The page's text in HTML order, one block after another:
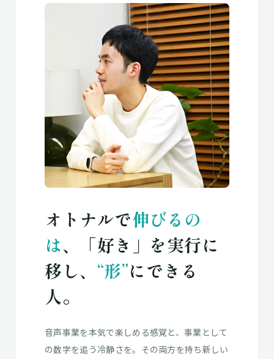
オトナルで伸びるの
は、
「好き」を実行に
移し、 “形”にできる
人。
音声事業を本気で楽しめる感覚と、事業として
の数字を追う冷静さを。その両方を持ち新しい